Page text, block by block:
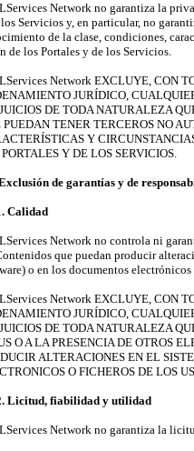
Network no garantiza la
Servicios y, en particular, no
de la clase, condiciones,
de los Portales y de los Servicios.
Network EXCLUYE, CON
JURÍDICO,
DE TODA NATURALEZA
PUEDAN TENER TERCEROS NO
Y
Y DE LOS SERVICIOS.
de garantías y de
Calidad
Network no controla ni
que puedan producir
o en los documentos
Network EXCLUYE, CON
JURÍDICO,
DE TODA NATURALEZA
O A LA PRESENCIA DE OTROS
ALTERACIONES EN EL
O FICHEROS DE LOS
Licitud, fiabilidad y utilidad
Network no garantiza la